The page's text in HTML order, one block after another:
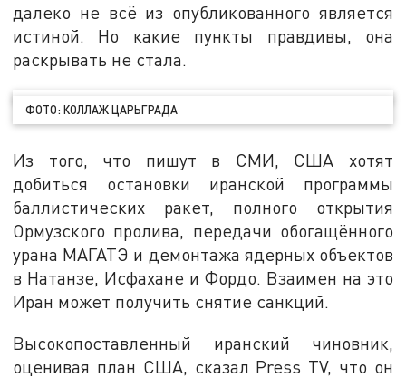
далеко не всё из опубликованного является
истиной. Но какие пункты правдивы, она
раскрывать не стала.
ФОТО: КОЛЛАЖ ЦАРЬГРАДА
Из того, что пишут в СМИ, США хотят
добиться остановки иранской программы
баллистических ракет, полного открытия
Ормузского пролива, передачи обогащённого
урана МАГАТЭ и демонтажа ядерных объектов
в Натанзе, Исфахане и Фордо. Взаимен на это
Иран может получить снятие санкций.
Высокопоставленный иранский чиновник,
оценивая план США, сказал Press TV, что он